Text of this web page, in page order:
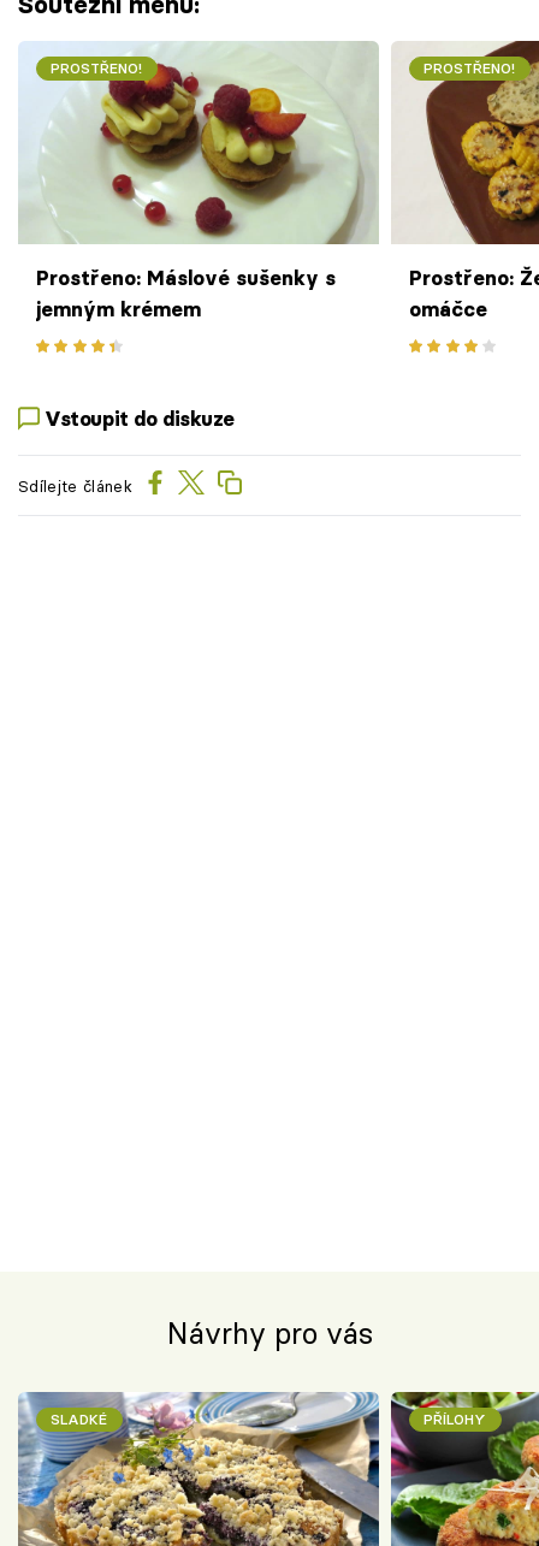
PROSTŘENO!
Prostřeno: Máslové sušenky s
jemným krémem
PROSTŘENO!
Prostřeno:
omáčce
Vstoupit do diskuze
Sdílejte článek
Návrhy pro vás
SLADKÉ PŘÍLOHY